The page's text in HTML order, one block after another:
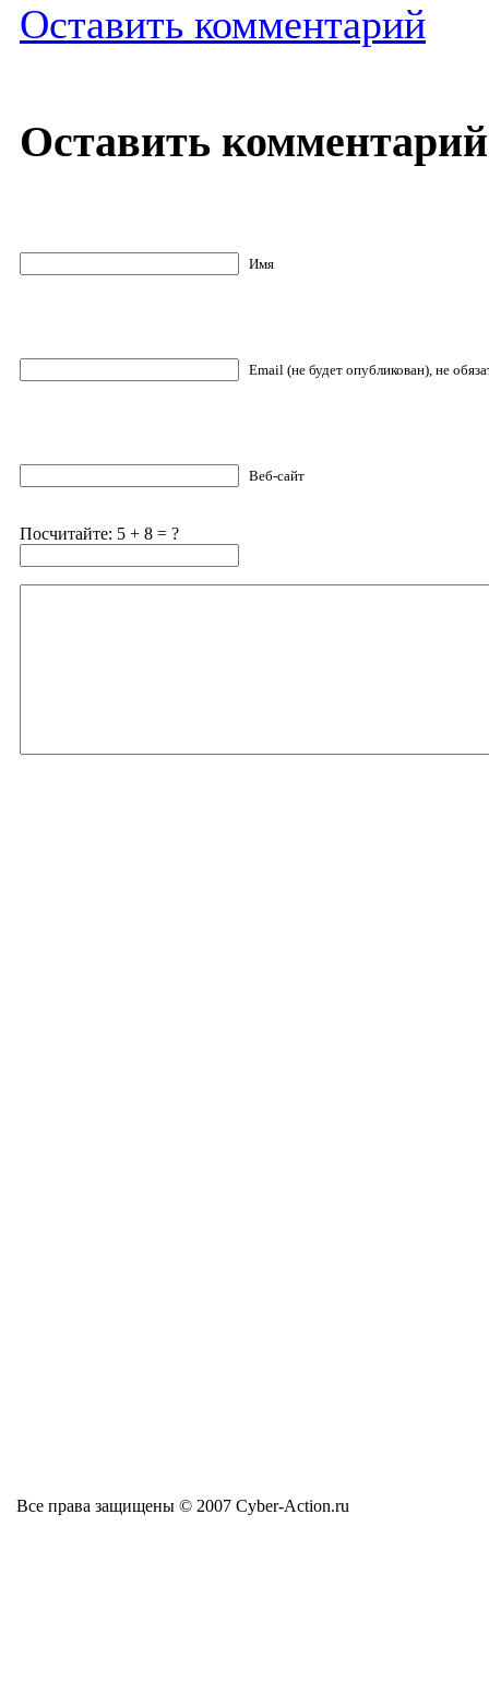
Оставить комментарий
Оставить комментарий
Имя
Email (не будет опубликован), не
Веб-сайт
Посчитайте: 5 + 8 = ?
Все права защищены © 2007 Cyber-Action.ru